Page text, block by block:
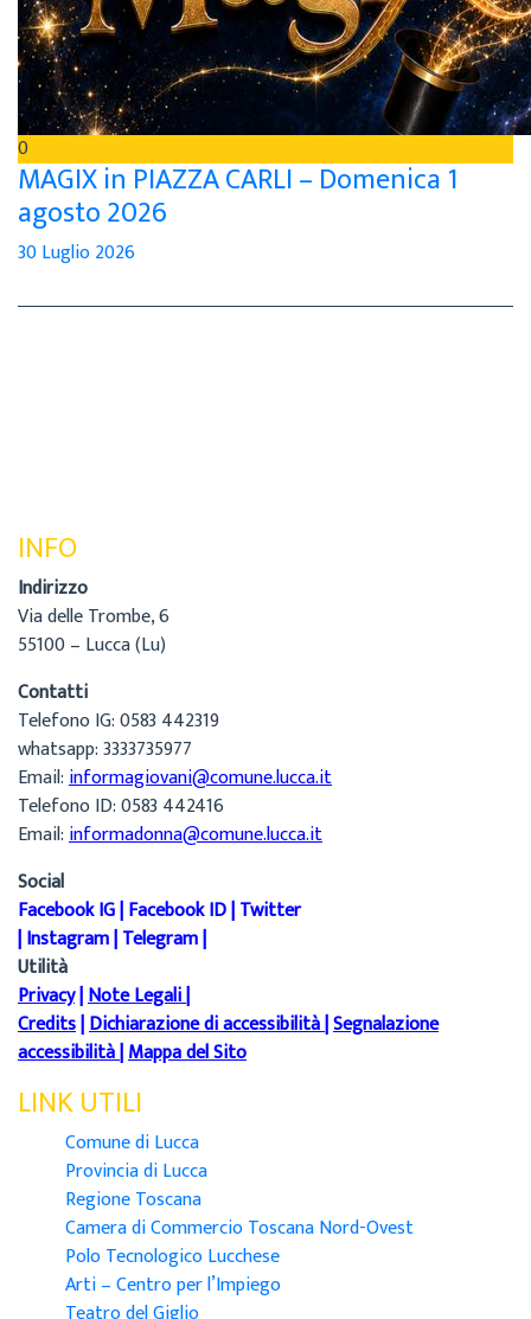
0
MAGIX in PIAZZA CARLI – Domenica 1
agosto 2026
30 Luglio 2026
INFO
Indirizzo
Via delle Trombe, 6
55100 – Lucca (Lu)
Contatti
Telefono IG: 0583 442319
whatsapp: 3333735977
Email:informagiovani@comune.lucca.it
Telefono ID: 0583 442416
Email:informadonna@comune.lucca.it
Social
Facebook IG|Facebook ID|Twitter
|Instagram|Telegram|
Utilità
Privacy|Note Legali|
Credits|Dichiarazione di accessibilità|Segnalazione
accessibilità|Mappa del Sito
LINK UTILI
Comune di Lucca
Provincia di Lucca
Regione Toscana
Camera di Commercio Toscana Nord-Ovest
Polo Tecnologico Lucchese
Arti – Centro per l’Impiego